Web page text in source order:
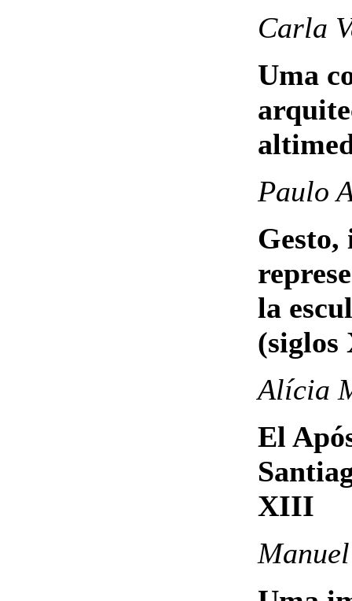
Carla
Uma
Paulo
la
Alícia
El
XIII